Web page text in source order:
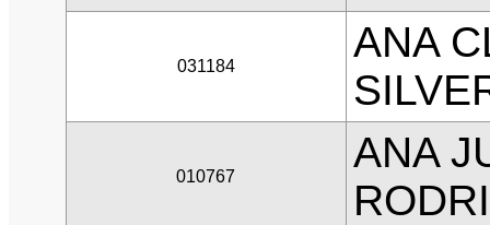
031184
ANA
010767
ANA